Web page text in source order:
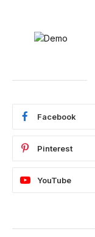
Facebook
Pinterest
YouTube